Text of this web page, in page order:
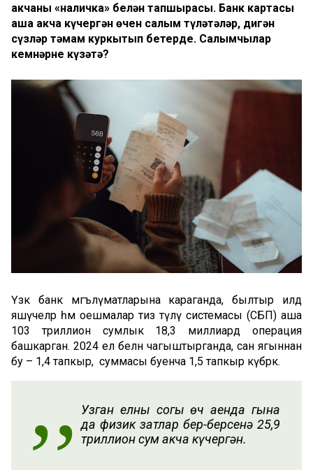
акчаны «наличка» белән тапшырасы. Банк картасы
аша акча күчергән өчен салым түләтәләр, дигән
сүзләр тәмам куркытып бетерде. Салымчылар
кемнәрне күзәтә?
Үзәк банк мәгълүматларына караганда, былтыр илдә
яшәүчеләр һәм оешмалар тиз түләү системасы (СБП) аша
103 триллион сумлык 18,3 миллиард операция
башкарган. 2024 ел белән чагыштырганда, сан ягыннан
бу – 1,4 тапкыр, ә суммасы буенча 1,5 тапкыр күбрәк.
Узган елның соңгы өч аенда гына
да физик затлар бер-берсенә 25,9
триллион сум акча күчергән.